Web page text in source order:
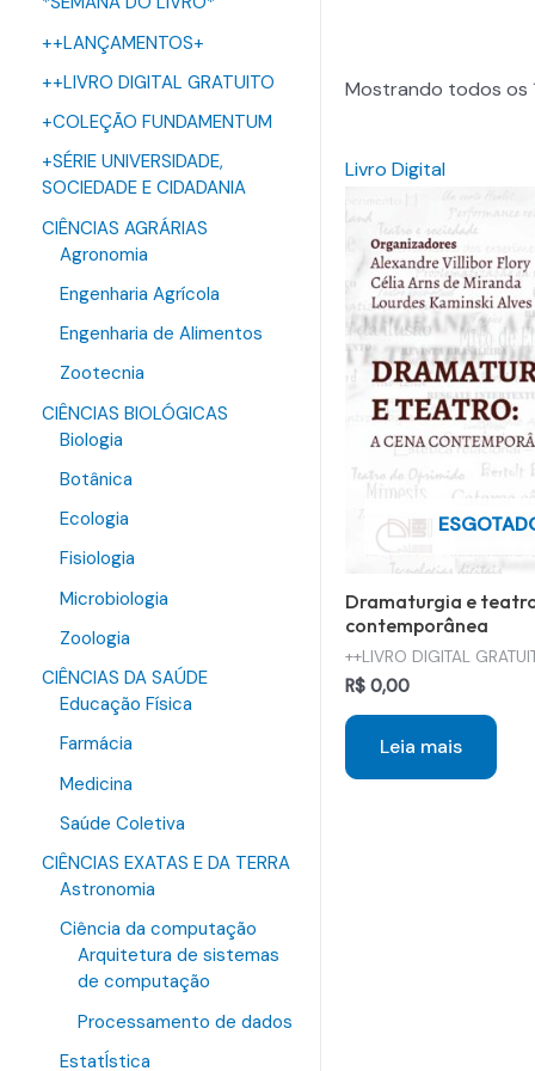
++LANÇAMENTOS+
++LIVRO DIGITAL GRATUITO
+COLEÇÃO FUNDAMENTUM
+SÉRIE UNIVERSIDADE,
SOCIEDADE E CIDADANIA
CIÊNCIAS AGRÁRIAS
Agronomia
Engenharia Agrícola
Engenharia de Alimentos
Zootecnia
CIÊNCIAS BIOLÓGICAS
Biologia
Botânica
Ecologia
Fisiologia
Microbiologia
Zoologia
CIÊNCIAS DA SAÚDE
Educação Física
Farmácia
Medicina
Saúde Coletiva
CIÊNCIAS EXATAS E DA TERRA
Astronomia
Ciência da computação
Arquitetura de sistemas
de computação
Processamento de dados
EstatÍstica
Mostrando todos os
Livro Digital
Dramaturgia e
contemporânea
++LIVRO DIGITAL
R$0,00
Leia mais